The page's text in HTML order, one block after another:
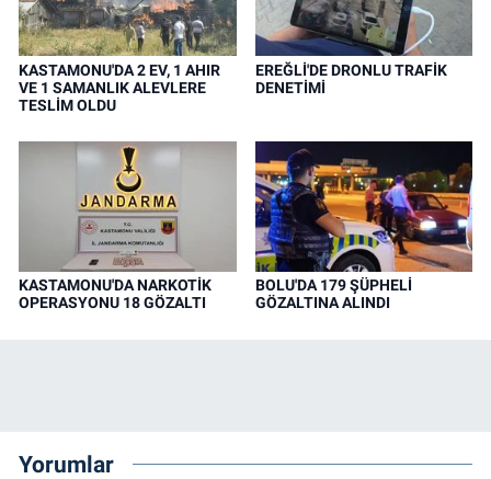
KASTAMONU'DA 2 EV, 1 AHIR
VE 1 SAMANLIK ALEVLERE
TESLİM OLDU
EREĞLİ'DE DRONLU TRAFİK
DENETİMİ
KASTAMONU'DA NARKOTİK
OPERASYONU 18 GÖZALTI
BOLU'DA 179 ŞÜPHELİ
GÖZALTINA ALINDI
Yorumlar